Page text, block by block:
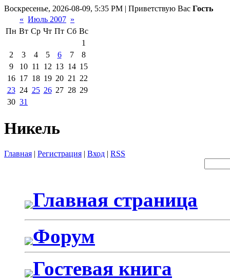
Воскресенье, 2026-08-09, 5:35 PM | Приветствую Вас Гость
« Июль 2007 »
Пн Вт Ср Чт Пт Сб Вс
1
2
3 4 5 6 7
8
9
10 11 12 13 14 15
16 17 18 19 20 21
22
23 24 25 26 27 28 29
30 31
Никель
Главная | Регистрация | Вход | RSS
Главная страница
Форум
Гостевая книга